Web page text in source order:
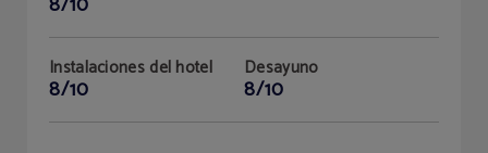
Instalaciones del hotel
8/10
Desayuno
8/10